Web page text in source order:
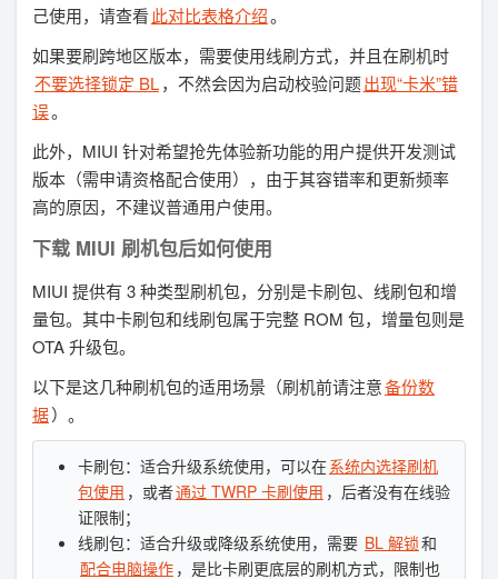
己使用，请查看此对比表格介绍。
如果要刷跨地区版本，需要使用线刷方式，并且在刷机时
不要选择锁定 BL，不然会因为启动校验问题出现“卡米”错
误。
此外，MIUI 针对希望抢先体验新功能的用户提供开发测试
版本（需申请资格配合使用），由于其容错率和更新频率
高的原因，不建议普通用户使用。
下载 MIUI 刷机包后如何使用
MIUI 提供有 3 种类型刷机包，分别是卡刷包、线刷包和增
量包。其中卡刷包和线刷包属于完整 ROM 包，增量包则是
OTA 升级包。
以下是这几种刷机包的适用场景（刷机前请注意备份数
据）。
卡刷包：适合升级系统使用，可以在系统内选择刷机
包使用 ，或者通过 TWRP 卡刷使用 ，后者没有在线验
证限制；
线刷包：适合升级或降级系统使用，需要 BL 解锁和
配合电脑操作 ，是比卡刷更底层的刷机方式，限制也